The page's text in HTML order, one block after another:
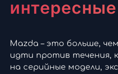
Mazda – это больше,
идти против течения,
на серийные модели,